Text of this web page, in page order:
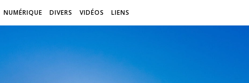
NUMÉRIQUE DIVERS VIDÉOS LIENS